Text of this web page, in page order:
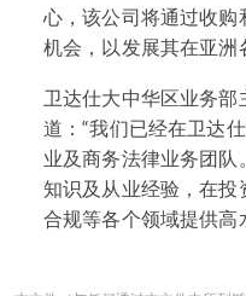
心，该公司将通过收
机会，以发展其在亚洲
卫达仕大中华区业务
道：“我们已经在卫达
业及商务法律业务团
知识及从业经验，在
合规等各个领域提供高